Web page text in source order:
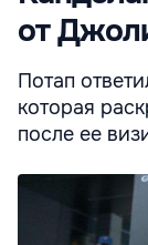
от
Потап
которая
после ее